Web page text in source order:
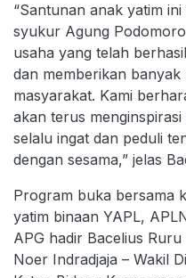
“Santunan anak yatim
syukur Agung
usaha yang telah
dan memberikan
masyarakat. Kami
akan terus
selalu ingat dan peduli
dengan sesama,” jelas
Program buka bersama
yatim binaan YAPL,
APG hadir Bacelius
Noer Indradjaja – Wakil